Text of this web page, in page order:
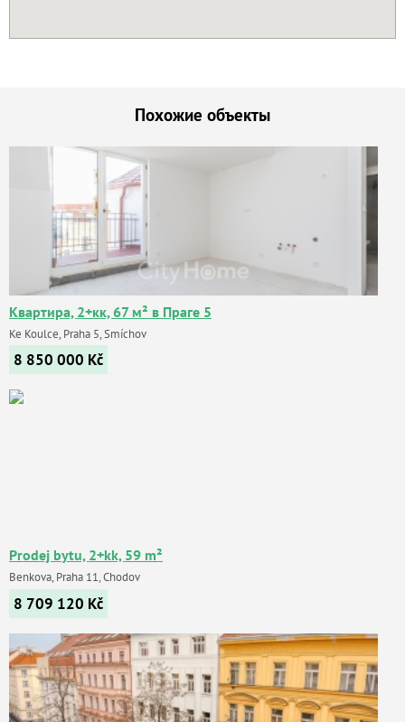
Похожие объекты
Квартира, 2+кк, 67 м² в Праге 5
Ke Koulce, Praha 5, Smíchov
8 850 000 Kč
Prodej bytu, 2+kk, 59 m²
Benkova, Praha 11, Chodov
8 709 120 Kč